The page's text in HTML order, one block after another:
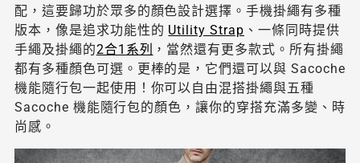
配，這要歸功於眾多的顏色設計選擇。手機掛繩有多種
版本，像是追求功能性的 Utility Strap 、一條同時提供
手繩及掛繩的2合1系列 ，當然還有更多款式。所有掛繩
都有多種顏色可選。更棒的是，它們還可以與 Sacoche
機能隨行包一起使用！你可以自由混搭掛繩與五種
Sacoche 機能隨行包的顏色，讓你的穿搭充滿多變、時
尚感。